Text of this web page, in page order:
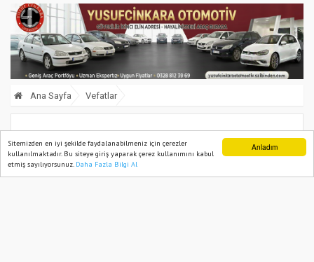
Anladım
Sitemizden en iyi şekilde faydalanabilmeniz için çerezler
kullanılmaktadır. Bu siteye giriş yaparak çerez kullanımını kabul
etmiş sayılıyorsunuz. Daha Fazla Bilgi Al
Ana Sayfa Vefatlar
Kadirli Vefat Edenler: 24 Haziran 2025
24 June, 2025, Tuesday 12:19
Ana Sayfa Web TV